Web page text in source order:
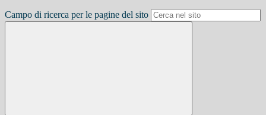
Campo di ricerca per le pagine del sito